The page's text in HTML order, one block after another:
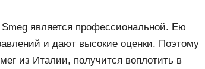
является профессиональной. Ею
и дают высокие оценки. Поэтому
из Италии, получится воплотить в